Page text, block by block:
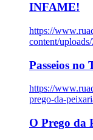
INFAME!
https://
content/
Passeios no
https://
prego-da-
O Prego da